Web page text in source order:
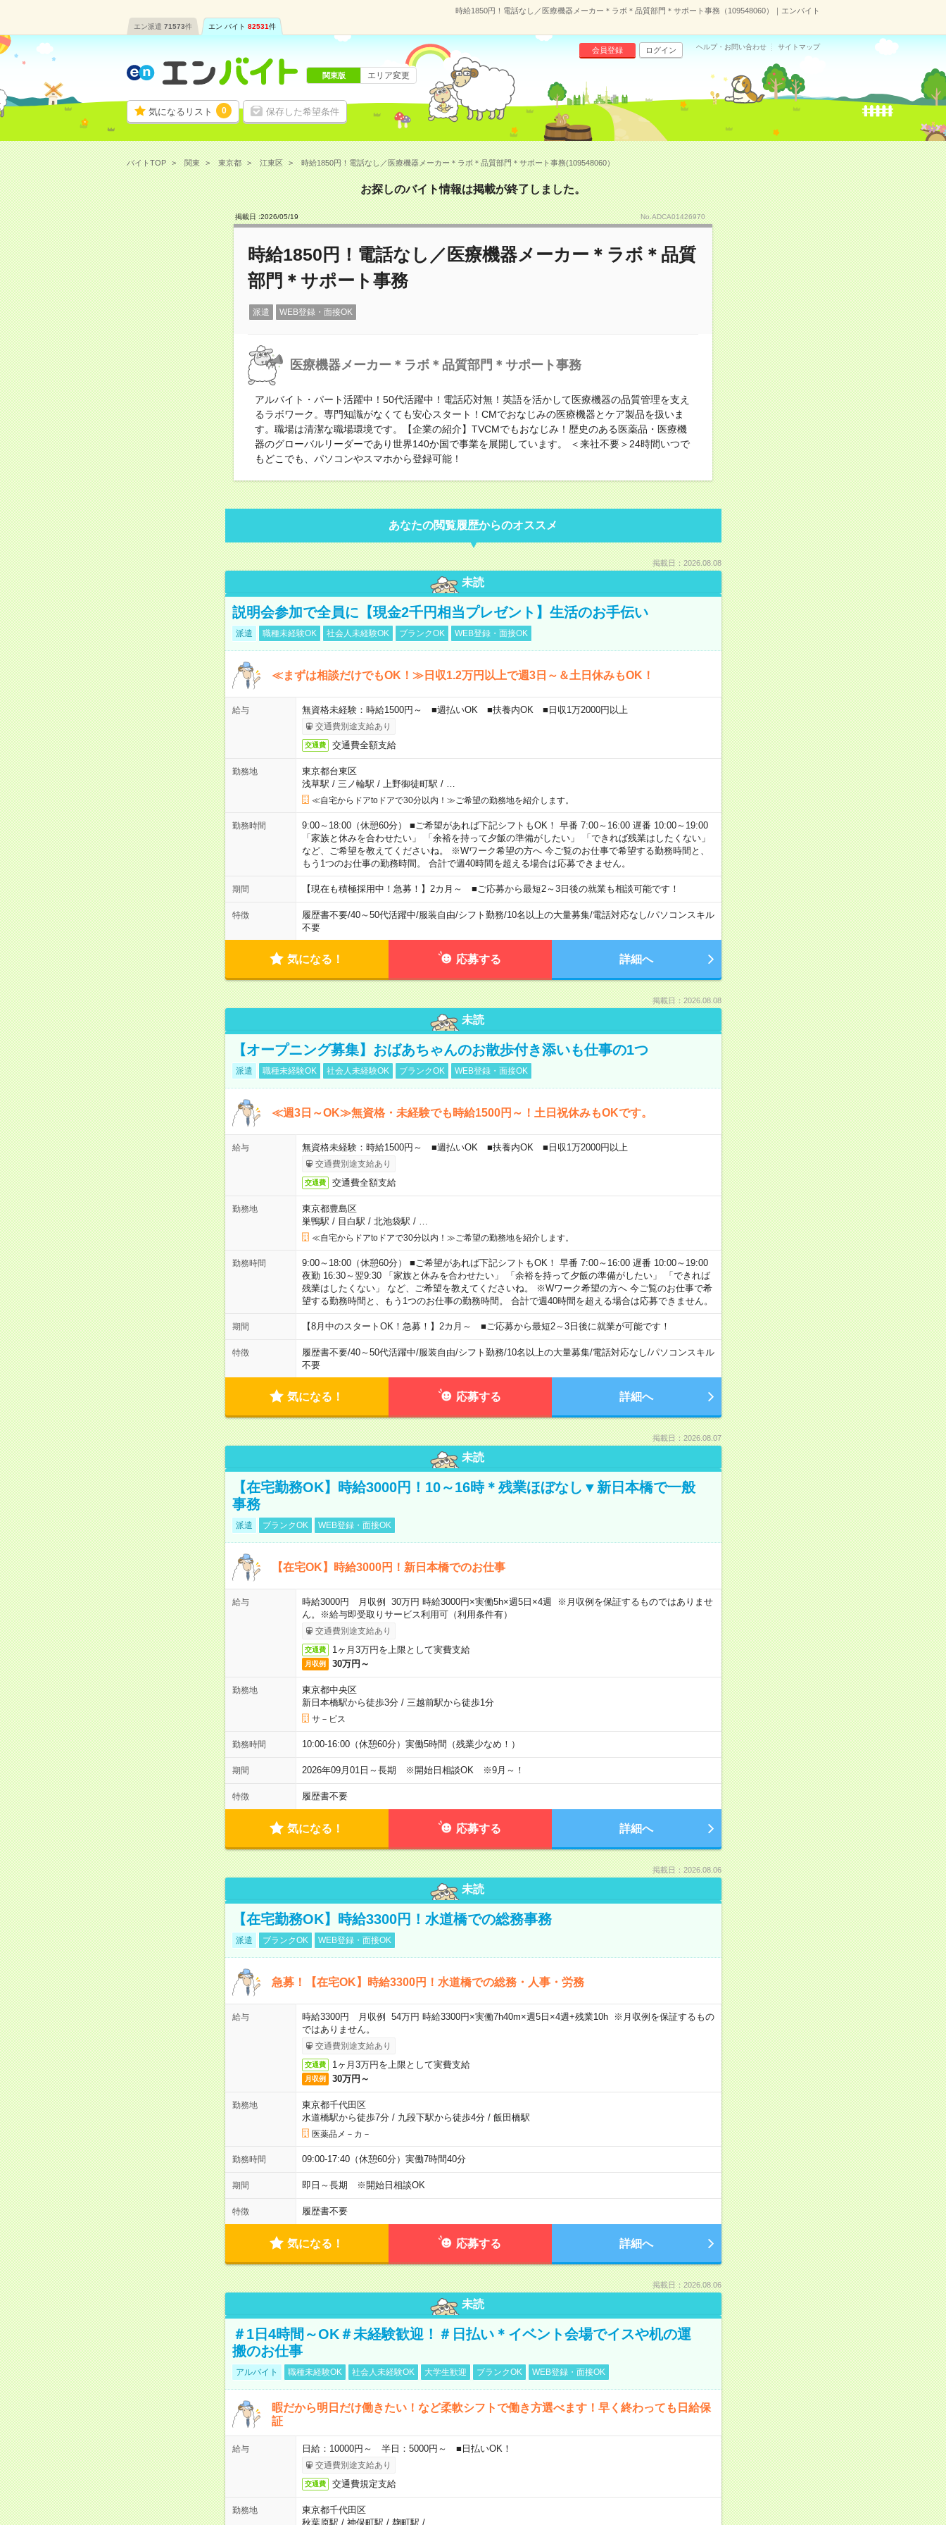
時給1850円！電話なし／医療機器メーカー＊ラボ＊品質部門＊サポート事務（109548060）｜エンバイト
エン派遣 71573件 エン バイト 82531件
気になるリスト 0 保存した希望条件
会員登録 ログイン ヘルプ・お問い合わせ サイトマップ
関東版 エリア変更
バイトTOP 関東 東京都 江東区 時給1850円！電話なし／医療機器メーカー＊ラボ＊品質部門＊サポート事務(109548060）
お探しのバイト情報は掲載が終了しました。
掲載日 :2026/05/19 No.ADCA01426970
時給1850円！電話なし／医療機器メーカー＊ラボ＊品質
部門＊サポート事務
派遣 WEB登録・面接OK
医療機器メーカー＊ラボ＊品質部門＊サポート事務
アルバイト・パート活躍中！50代活躍中！電話応対無！英語を活かして医療機器の品質管理を支え
るラボワーク。専門知識がなくても安心スタート！CMでおなじみの医療機器とケア製品を扱いま
す。職場は清潔な職場環境です。【企業の紹介】TVCMでもおなじみ！歴史のある医薬品・医療機
器のグローバルリーダーであり世界140か国で事業を展開しています。 ＜来社不要＞24時間いつで
もどこでも、パソコンやスマホから登録可能！
あなたの閲覧履歴からのオススメ
掲載日：2026.08.08
未読
説明会参加で全員に【現金2千円相当プレゼント】生活のお手伝い
派遣 職種未経験OK 社会人未経験OK ブランクOK WEB登録・面接OK
≪まずは相談だけでもOK！≫日収1.2万円以上で週3日～＆土日休みもOK！
給与 無資格未経験：時給1500円～ ■週払いOK ■扶養内OK ■日収1万2000円以上
交通費別途支給あり
交通費 交通費全額支給
勤務地
東京都台東区
浅草駅 / 三ノ輪駅 / 上野御徒町駅 /
≪自宅からドアtoドアで30分以内！≫ご希望の勤務地を紹介します。
勤務時間
9:00～18:00（休憩60分） ■ご希望があれば下記シフトもOK！ 早番 7:00～16:00 遅番 10:00～19:00
「家族と休みを合わせたい」 「余裕を持って夕飯の準備がしたい」 「できれば残業はしたくない」
など、ご希望を教えてくださいね。 ※Wワーク希望の方へ 今ご覧のお仕事で希望する勤務時間と、
もう1つのお仕事の勤務時間。 合計で週40時間を超える場合は応募できません。
期間 【現在も積極採用中！急募！】2カ月～ ■ご応募から最短2～3日後の就業も相談可能です！
特徴 履歴書不要/40～50代活躍中/服装自由/シフト勤務/10名以上の大量募集/電話対応なし/パソコンスキル
不要
気になる！ 応募する 詳細へ
掲載日：2026.08.08
未読
【オープニング募集】おばあちゃんのお散歩付き添いも仕事の1つ
派遣 職種未経験OK 社会人未経験OK ブランクOK WEB登録・面接OK
≪週3日～OK≫無資格・未経験でも時給1500円～！土日祝休みもOKです。
給与 無資格未経験：時給1500円～ ■週払いOK ■扶養内OK ■日収1万2000円以上
交通費別途支給あり
交通費 交通費全額支給
勤務地
東京都豊島区
巣鴨駅 / 目白駅 / 北池袋駅 /
≪自宅からドアtoドアで30分以内！≫ご希望の勤務地を紹介します。
勤務時間
9:00～18:00（休憩60分） ■ご希望があれば下記シフトもOK！ 早番 7:00～16:00 遅番 10:00～19:00
夜勤 16:30～翌9:30 「家族と休みを合わせたい」 「余裕を持って夕飯の準備がしたい」 「できれば
残業はしたくない」 など、ご希望を教えてくださいね。 ※Wワーク希望の方へ 今ご覧のお仕事で希
望する勤務時間と、もう1つのお仕事の勤務時間。 合計で週40時間を超える場合は応募できません。
期間 【8月中のスタートOK！急募！】2カ月～ ■ご応募から最短2～3日後に就業が可能です！
特徴 履歴書不要/40～50代活躍中/服装自由/シフト勤務/10名以上の大量募集/電話対応なし/パソコンスキル
不要
気になる！ 応募する 詳細へ
掲載日：2026.08.07
未読
【在宅勤務OK】時給3000円！10～16時＊残業ほぼなし▼新日本橋で一般
事務
派遣 ブランクOK WEB登録・面接OK
【在宅OK】時給3000円！新日本橋でのお仕事
給与
時給3000円 月収例 30万円 時給3000円×実働5h×週5日×4週 ※月収例を保証するものではありませ
ん。※給与即受取りサービス利用可（利用条件有）
交通費別途支給あり
交通費 1ヶ月3万円を上限として実費支給
月収例 30万円～
勤務地
東京都中央区
新日本橋駅から徒歩3分/ 三越前駅から徒歩1分
サ－ビス
勤務時間 10:00-16:00（休憩60分）実働5時間（残業少なめ！）
期間 2026年09月01日～長期 ※開始日相談OK ※9月～！
特徴 履歴書不要
気になる！ 応募する 詳細へ
掲載日：2026.08.06
未読
【在宅勤務OK】時給3300円！水道橋での総務事務
派遣 ブランクOK WEB登録・面接OK
急募！【在宅OK】時給3300円！水道橋での総務・人事・労務
給与
時給3300円 月収例 54万円 時給3300円×実働7h40m×週5日×4週+残業10h ※月収例を保証するもの
ではありません。
交通費別途支給あり
交通費 1ヶ月3万円を上限として実費支給
月収例 30万円～
勤務地
東京都千代田区
水道橋駅から徒歩7分/ 九段下駅から徒歩4分/ 飯田橋駅
医薬品メ－カ－
勤務時間 09:00-17:40（休憩60分）実働7時間40分
期間 即日～長期 ※開始日相談OK
特徴 履歴書不要
気になる！ 応募する 詳細へ
掲載日：2026.08.06
未読
＃1日4時間～OK＃未経験歓迎！＃日払い＊イベント会場でイスや机の運
搬のお仕事
アルバイト 職種未経験OK 社会人未経験OK 大学生歓迎 ブランクOK WEB登録・面接OK
暇だから明日だけ働きたい！など柔軟シフトで働き方選べます！早く終わっても日給保
証
給与 日給：10000円～ 半日：5000円～ ■日払いOK！
交通費別途支給あり
交通費 交通費規定支給
勤務地
東京都千代田区
秋葉原駅 / 神保町駅 / 麹町駅 /